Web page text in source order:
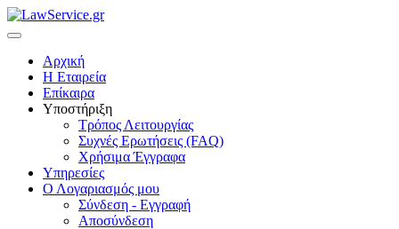
Αρχική
Η Εταιρεία
Επίκαιρα
Υποστήριξη
Τρόπος Λειτουργίας
Συχνές Ερωτήσεις (FAQ)
Χρήσιμα Έγγραφα
Υπηρεσίες
Ο Λογαριασμός μου
Σύνδεση - Εγγραφή
Αποσύνδεση